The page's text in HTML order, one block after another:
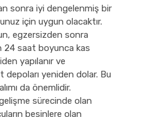
sonra iyi dengelenmiş bir
için uygun olacaktır.
egzersizden sonra
24 saat boyunca kas
yapılanır ve
depoları yeniden dolar. Bu
da önemlidir.
sürecinde olan
besinlere olan